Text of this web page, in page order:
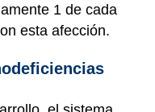
1 de cada
esta afección.